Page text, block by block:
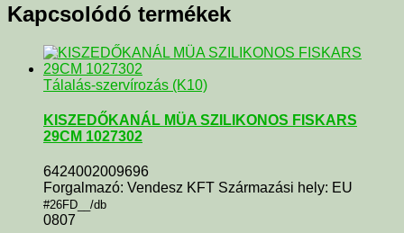
Kapcsolódó termékek
Tálalás-szervírozás (K10)
KISZEDŐKANÁL MÜA SZILIKONOS FISKARS
29CM 1027302
6424002009696
Forgalmazó: Vendesz KFT Származási hely: EU
#26FD__/db
0807